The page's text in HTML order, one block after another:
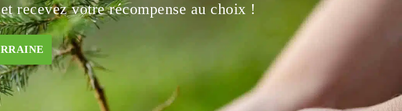
recevez votre récompense au choix !